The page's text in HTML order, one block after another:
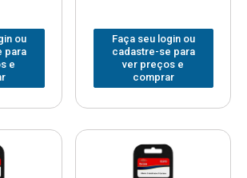
ou
para
e
Faça seu login ou
cadastre-se para
ver preços e
comprar